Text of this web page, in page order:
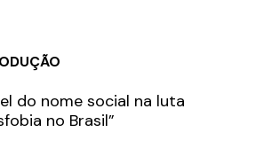
do nome social na luta
no Brasil”